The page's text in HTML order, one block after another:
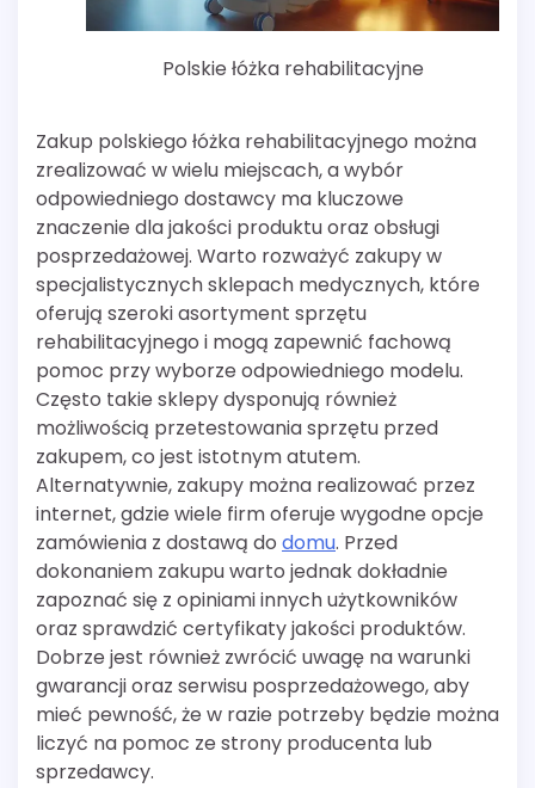
Polskie łóżka rehabilitacyjne
Zakup polskiego łóżka rehabilitacyjnego można
zrealizować w wielu miejscach, a wybór
odpowiedniego dostawcy ma kluczowe
znaczenie dla jakości produktu oraz obsługi
posprzedażowej. Warto rozważyć zakupy w
specjalistycznych sklepach medycznych, które
oferują szeroki asortyment sprzętu
rehabilitacyjnego i mogą zapewnić fachową
pomoc przy wyborze odpowiedniego modelu.
Często takie sklepy dysponują również
możliwością przetestowania sprzętu przed
zakupem, co jest istotnym atutem.
Alternatywnie, zakupy można realizować przez
internet, gdzie wiele firm oferuje wygodne opcje
zamówienia z dostawą do domu. Przed
dokonaniem zakupu warto jednak dokładnie
zapoznać się z opiniami innych użytkowników
oraz sprawdzić certyfikaty jakości produktów.
Dobrze jest również zwrócić uwagę na warunki
gwarancji oraz serwisu posprzedażowego, aby
mieć pewność, że w razie potrzeby będzie można
liczyć na pomoc ze strony producenta lub
sprzedawcy.